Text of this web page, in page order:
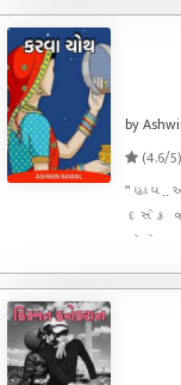
હાર્ટ
by
(4.6/5)
"
દસેક
મેસેજ
નંબર